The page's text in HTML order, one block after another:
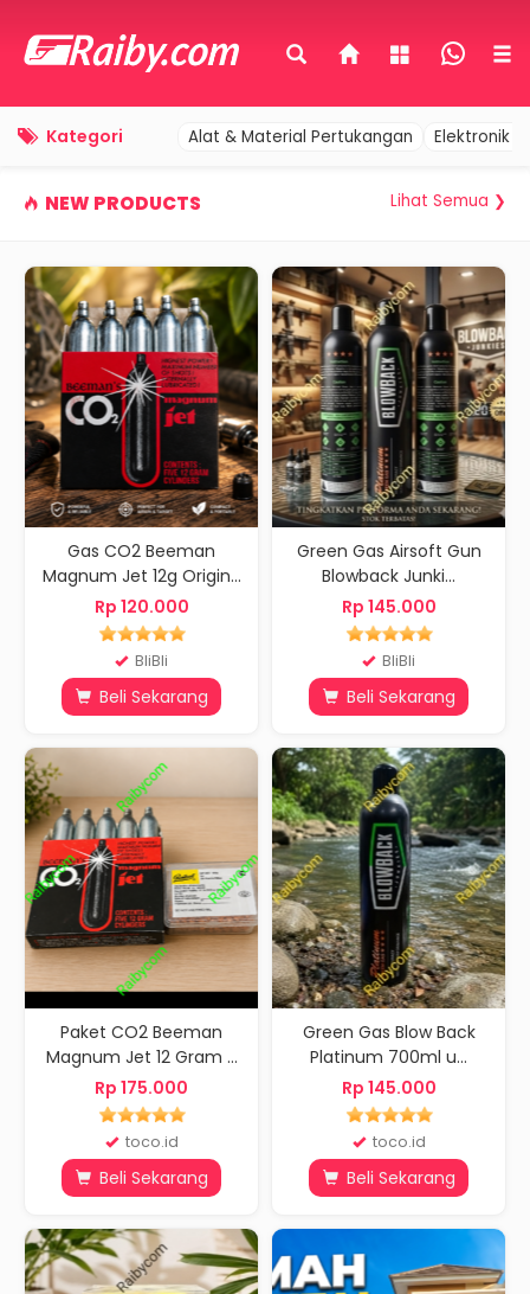
Kategori Alat & Material Pertukangan Elektronik
NEW PRODUCTS
Gas CO2 Beeman
Magnum Jet 12g Origin...
Rp 120.000
BliBli
Beli Sekarang
Green Gas Airsoft Gun
Blowback Junki...
Rp 145.000
BliBli
Beli Sekarang
Paket CO2 Beeman
Magnum Jet 12 Gram ...
Rp 175.000
toco.id
Beli Sekarang
Green Gas Blow Back
Platinum 700ml u...
Rp 145.000
toco.id
Beli Sekarang
Lihat Semua ❯